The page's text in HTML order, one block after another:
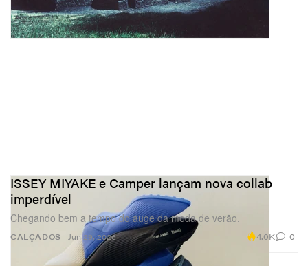
CALÇADOS
ISSEY MIYAKE e Camper lançam nova collab
imperdível
Chegando bem a tempo do auge da moda de verão.
Jun 29, 2026 4.0K 0